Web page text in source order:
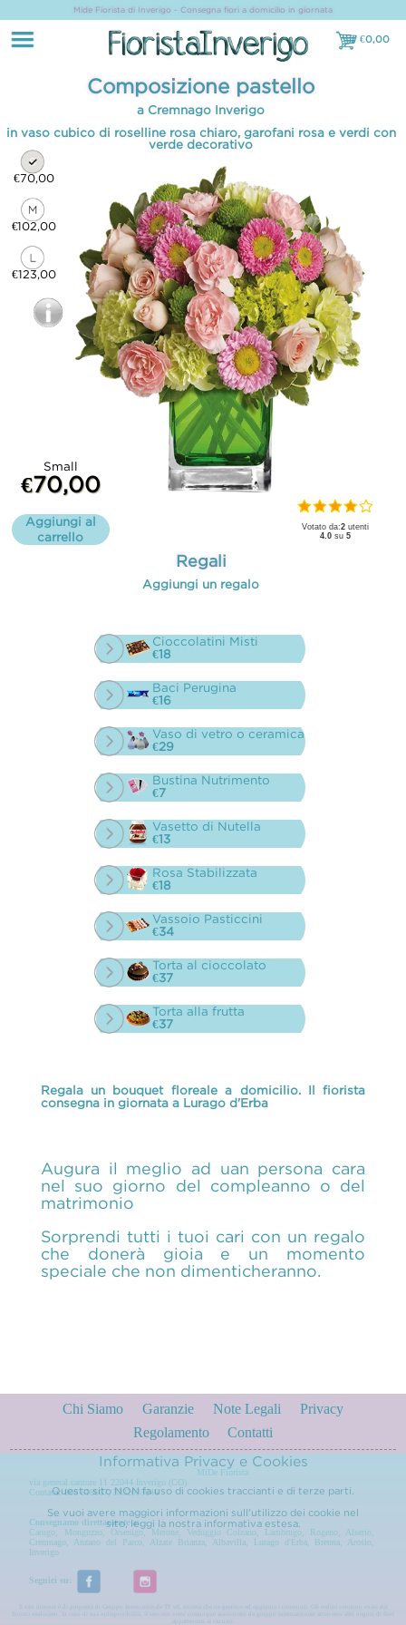
Mide Fiorista di Inverigo - Consegna fiori a domicilio in giornata
€0,00
€0,00
Composizione pastello
a Cremnago Inverigo
in vaso cubico di roselline rosa chiaro, garofani rosa e verdi con
verde decorativo
€70,00
€102,00
€123,00
Small
€70,00
Aggiungi al
carrello
Votato da:2 utenti
4.0 su5
Regali
Aggiungi un regalo
Cioccolatini Misti
€18
Baci Perugina
€16
Vaso di vetro o ceramica
€29
Bustina Nutrimento
€7
Vasetto di Nutella
€13
Rosa Stabilizzata
€18
Vassoio Pasticcini
€34
Torta al cioccolato
€37
Torta alla frutta
€37
Regala un bouquet floreale a domicilio. Il fiorista
consegna in giornata a Lurago d'Erba
Augura il meglio ad uan persona cara
nel suo giorno del compleanno o del
matrimonio
Sorprendi tutti i tuoi cari con un regalo
che donerà gioia e un momento
speciale che non dimenticheranno.
Chi Siamo Garanzie Note Legali
Privacy
Regolamento
Contatti
MiDe Fiorista
via general cantore 11 22044 Inverigo (CO)
Contatti: 800 618667, 3332033046
Consegnamo direttamente a:
Carugo
Monguzzo, Orsenigo,Merone, Veduggio Colzano Lambrugo Rogeno Alserio
Cremnago
Anzano del Parco Alzate Brianza, Albavilla, Lurago d'Erba, Brenna Arosio
Inverigo
Seguici su:
Il sito internet è di proprietà di Gruppo Internazionale TF srl, società che ne gestisce ed aggiorna i contenuti. Gli ordini verranno evasi dal
fiorista medesimo. In caso di sua indisponibilità, il servizio verra' comunque asssicurato da gruppo internazionale attraverso altri negozi di fiori
appartenenti al circuito.
Informativa Privacy e Cookies
Questo sito NON fa uso di cookies traccianti e di terze parti.
Se vuoi avere maggiori informazioni sull'utilizzo dei cookie nel
sito, leggi la nostra informativa estesa.